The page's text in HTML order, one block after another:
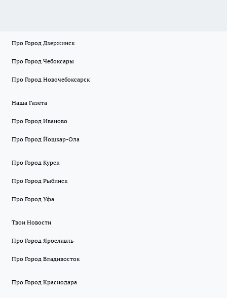
Про Город Дзержинск
Про Город Чебоксары
Про Город Новочебоксарск
Наша Газета
Про Город Иваново
Про Город Йошкар-Ола
Про Город Курск
Про Город Рыбинск
Про Город Уфа
Твои Новости
Про Город Ярославль
Про Город Владивосток
Про Город Краснодара